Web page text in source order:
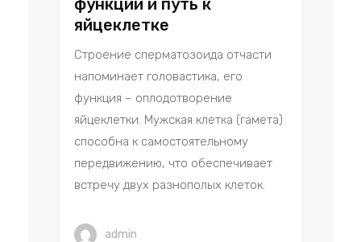
функции и путь к
яйцеклетке
Строение сперматозоида отчасти
напоминает головастика, его
функция – оплодотворение
яйцеклетки. Мужская клетка (гамета)
способна к самостоятельному
передвижению, что обеспечивает
встречу двух разнополых клеток.
admin